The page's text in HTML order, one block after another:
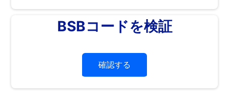
BSBコードを検証
確認する